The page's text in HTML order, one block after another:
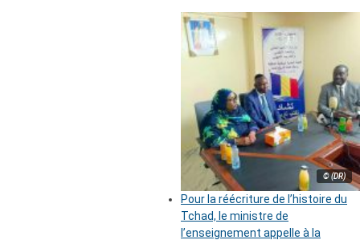
© (DR)
Pour la réécriture de l’histoire du
Tchad, le ministre de
l’enseignement appelle à la